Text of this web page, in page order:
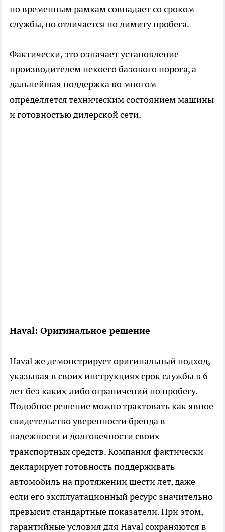
по временным рамкам совпадает со сроком
службы, но отличается по лимиту пробега.
Фактически, это означает установление
производителем некоего базового порога, а
дальнейшая поддержка во многом
определяется техническим состоянием машины
и готовностью дилерской сети.
Haval: Оригинальное решение
Haval же демонстрирует оригинальный подход,
указывая в своих инструкциях срок службы в 6
лет без каких-либо ограничений по пробегу.
Подобное решение можно трактовать как явное
свидетельство уверенности бренда в
надежности и долговечности своих
транспортных средств. Компания фактически
декларирует готовность поддерживать
автомобиль на протяжении шести лет, даже
если его эксплуатационный ресурс значительно
превысит стандартные показатели. При этом,
гарантийные условия для Haval сохраняются в